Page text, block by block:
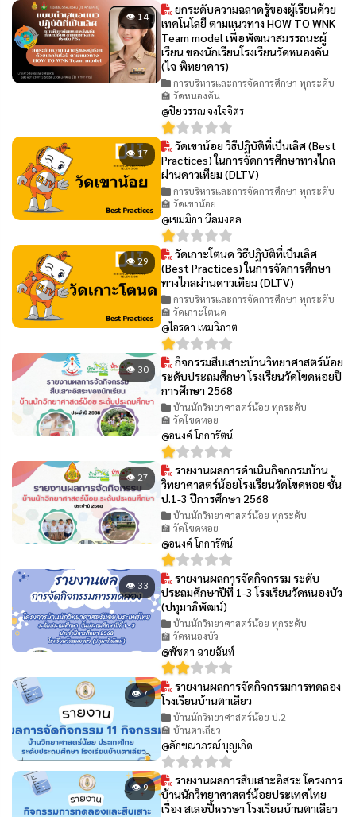
👁 14
ยกระดับความฉลาดรู้ของผู้เรียนด้วย
เทคโนโลยี ตามแนวทาง HOW TO WNK
Team model เพื่อพัฒนาสมรรถนะผู้
เรียน ของนักเรียนโรงเรียนวัดหนองคัน
(ไจ พิทยาคาร)
การบริหารและการจัดการศึกษา ทุกระดับ
🏫 วัดหนองคัน
@ปิยวรรณ จงใจจิตร
👁 17
วัดเขาน้อย วิธีปฏิบัติที่เป็นเลิศ (Best
Practices) ในการจัดการศึกษาทางไกล
ผ่านดาวเทียม (DLTV)
การบริหารและการจัดการศึกษา ทุกระดับ
🏫 วัดเขาน้อย
@เขมมิกา นีลมงคล
👁 29
วัดเกาะโตนด วิธีปฏิบัติที่เป็นเลิศ
(Best Practices) ในการจัดการศึกษา
ทางไกลผ่านดาวเทียม (DLTV)
การบริหารและการจัดการศึกษา ทุกระดับ
🏫 วัดเกาะโตนด
@ไอรดา เหมวิภาต
👁 30
กิจกรรมสืบเสาะบ้านวิทยาศาสตร์น้อย
ระดับประถมศึกษา โรงเรียนวัดโขดหอยปี
การศึกษา 2568
บ้านนักวิทยาศาสตร์น้อย ทุกระดับ
🏫 วัดโขดหอย
@อนงค์ โกการัตน์
👁 27
รายงานผลการดำเนินกิจกกรมบ้าน
วิทยาศาสตร์น้อยโรงเรียนวัดโขดหอย ชั้น
ป.1-3 ปีการศึกษา 2568
บ้านนักวิทยาศาสตร์น้อย ทุกระดับ
🏫 วัดโขดหอย
@อนงค์ โกการัตน์
👁 33
รายงานผลการจัดกิจกรรม ระดับ
ประถมศึกษาปีที่ 1-3 โรงเรียนวัดหนองบัว
(ปทุมาภิพัฒน์)
บ้านนักวิทยาศาสตร์น้อย ทุกระดับ
🏫 วัดหนองบัว
@พัชดา ฉายฉันท์
👁 7
รายงานผลการจัดกิจกรรมการทดลอง
โรงเรียนบ้านตาเลียว
บ้านนักวิทยาศาสตร์น้อย ป.2
🏫 บ้านตาเลียว
@ลักขณาภรณ์ บุญเกิด
👁 9
รายงานผลการสืบเสาะอิสระ โครงการ
บ้านนักวิทยาศาสตร์น้อยประเทศไทย
เรื่อง สเลอปี้หรรษา โรงเรียนบ้านตาเลียว